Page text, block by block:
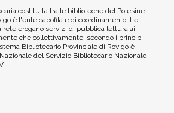
costituita tra le biblioteche del Polesine
è l'ente capofila e di coordinamento. Le
rete erogano servizi di pubblica lettura ai
che collettivamente, secondo i principi
Bibliotecario Provinciale di Rovigo è
del Servizio Bibliotecario Nazionale